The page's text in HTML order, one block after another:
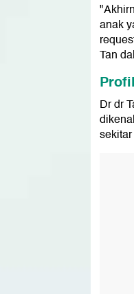
anak
Tan
Dr dr